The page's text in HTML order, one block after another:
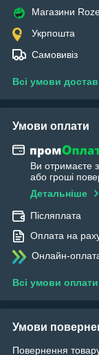
Магазини
Укрпошта
Самовивіз
Всі умови
Умови оплати
Ви отримаєте
або гроші
Детальніше
Післяплата
Оплата на
Онлайн-
Всі умови оплати
Умови
Повернення